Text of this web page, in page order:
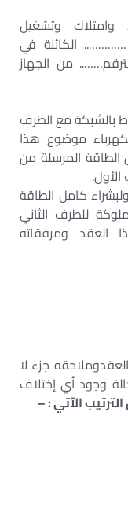
وامتلاك وتشغيل
………….. الكائنة في
من الجهاز
بالشبكة مع الطرف
موضوع هذا
المرسلة من
كامل الطاقة
للطرف الثاني
العقد ومرفقاته
جزء لا
وجود أي إختلاف
الآتي : –